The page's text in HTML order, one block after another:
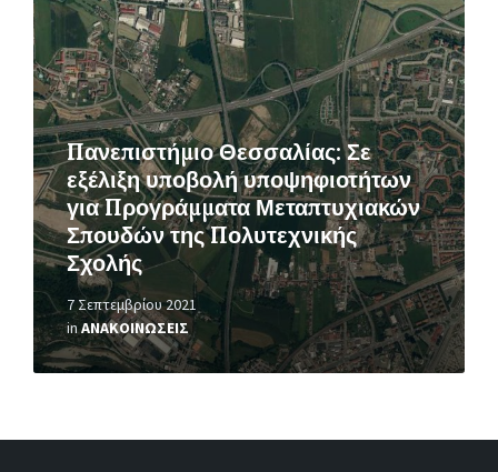
Πανεπιστήμιο Θεσσαλίας: Σε
εξέλιξη υποβολή υποψηφιοτήτων
για Προγράμματα Μεταπτυχιακών
Σπουδών της Πολυτεχνικής
Σχολής
7 Σεπτεμβρίου 2021
inΑΝΑΚΟΙΝΩΣΕΙΣ